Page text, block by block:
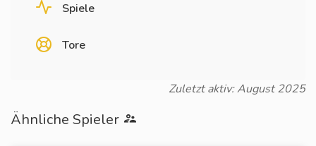
Spiele
Tore
Zuletzt aktiv: August 2025
Ähnliche Spieler